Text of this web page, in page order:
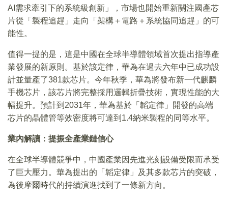
AI需求牽引下的系統級創新」，市場也開始重新關注國產芯
片從「製程追趕」走向「架構＋電路＋系統協同追趕」的可
能性。
值得一提的是，這是中國在全球半導體領域首次提出指導產
業發展的新原則。基於該定律，華為在過去六年中已成功設
計並量產了381款芯片。今年秋季，華為將發布新一代麒麟
手機芯片，該芯片將完整採用邏輯折疊技術，實現性能的大
幅提升。預計到2031年，華為基於「韜定律」開發的高端
芯片的晶體管等效密度將可達到1.4納米製程的同等水平。
業內解讀：提振全產業鏈信心
在全球半導體競爭中，中國產業因先進光刻設備受限而承受
了巨大壓力。華為提出的「韜定律」及其多款芯片的突破，
為後摩爾時代的持續演進找到了一條新方向。